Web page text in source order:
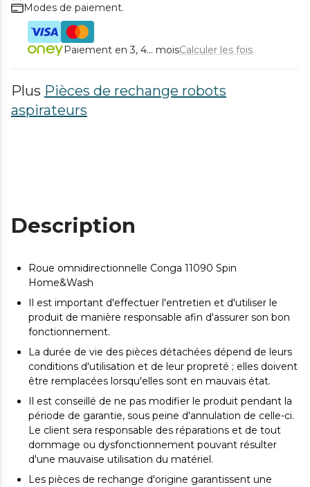
Modes de paiement.
Paiement en 3, 4... moisCalculer les fois
Plus Pièces de rechange robots
aspirateurs
Description
Roue omnidirectionnelle Conga 11090 Spin
Home&Wash
Il est important d'effectuer l'entretien et d'utiliser le
produit de manière responsable afin d'assurer son bon
fonctionnement.
La durée de vie des pièces détachées dépend de leurs
conditions d'utilisation et de leur propreté ; elles doivent
être remplacées lorsqu'elles sont en mauvais état.
Il est conseillé de ne pas modifier le produit pendant la
période de garantie, sous peine d'annulation de celle-ci.
Le client sera responsable des réparations et de tout
dommage ou dysfonctionnement pouvant résulter
d'une mauvaise utilisation du matériel.
Les pièces de rechange d'origine garantissent une